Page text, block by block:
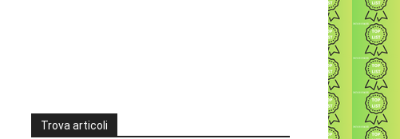
Trova articoli